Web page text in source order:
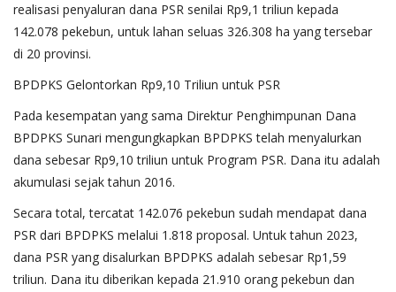
realisasi penyaluran dana PSR senilai Rp9,1 triliun kepada
142.078 pekebun, untuk lahan seluas 326.308 ha yang tersebar
di 20 provinsi.
BPDPKS Gelontorkan Rp9,10 Triliun untuk PSR
Pada kesempatan yang sama Direktur Penghimpunan Dana
BPDPKS Sunari mengungkapkan BPDPKS telah menyalurkan
dana sebesar Rp9,10 triliun untuk Program PSR. Dana itu adalah
akumulasi sejak tahun 2016.
Secara total, tercatat 142.076 pekebun sudah mendapat dana
PSR dari BPDPKS melalui 1.818 proposal. Untuk tahun 2023,
dana PSR yang disalurkan BPDPKS adalah sebesar Rp1,59
triliun. Dana itu diberikan kepada 21.910 orang pekebun dan